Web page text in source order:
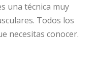
una técnica muy
Todos los
necesitas conocer.